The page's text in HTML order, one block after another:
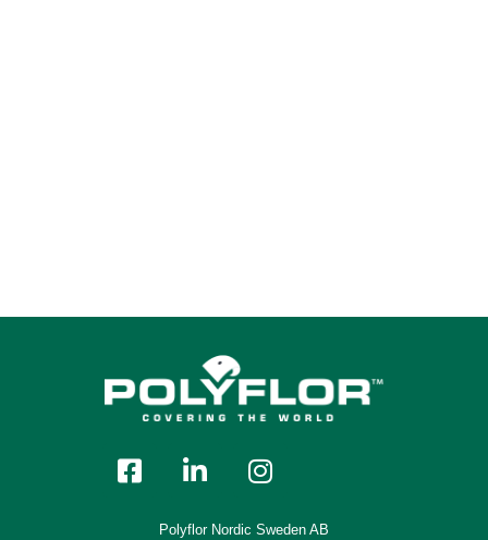
Polyflor Nordic Sweden AB